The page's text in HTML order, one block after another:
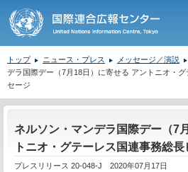
トップ ニュース・プレス メッセージ／演説
デラ国際デー（7月18日）に寄せる アントニオ・
セージ
ネルソン・マンデラ国際デー（7
トニオ・グテーレス国連事務総
プレスリリース 20-048-J 2020年07月17日